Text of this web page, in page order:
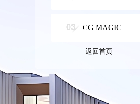
CG MAGIC
返回首页